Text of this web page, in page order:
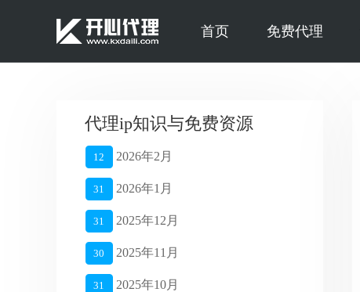
首页 免费代理
代理ip知识与免费资源
12 2026年2月
31 2026年1月
31 2025年12月
30 2025年11月
31 2025年10月